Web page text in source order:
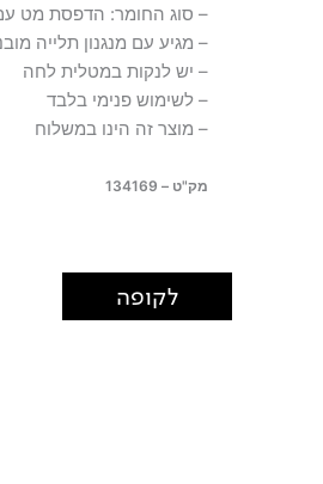
– סוג החומר: הדפסת מט
– מגיע עם מנגנון תלייה
– יש לנקות במטלית לחה
– לשימוש פנימי בלבד
– מוצר זה הינו במשלוח
מק"ט – 134169
לקופה